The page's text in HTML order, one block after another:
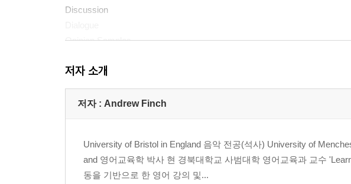
Discussion
Opinion Samples
Unit 3 Health
Healthy Body, Healthy Mind
Discussion
Unit 4 Special Days
Thankgiving Day
저자 소개
저자 : Andrew Finch
University of Bristol in England 음악 전공(석사) University of
and 영어교육학 박사 현 경북대학교 사범대학 영어교육과 교수
동을 기반으로 한 영어 강의 및...